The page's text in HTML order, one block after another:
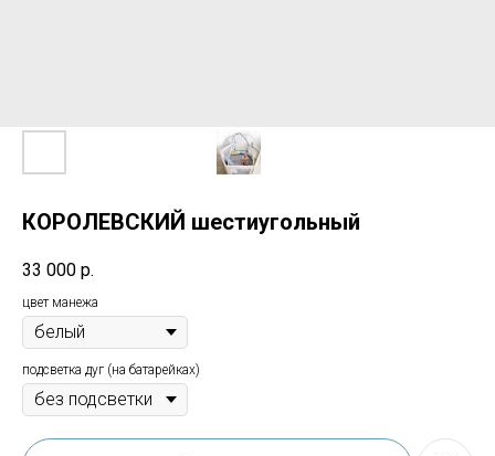
КОРОЛЕВСКИЙ шестиугольный
33 000 р.
цвет манежа
подсветка дуг (на батарейках)